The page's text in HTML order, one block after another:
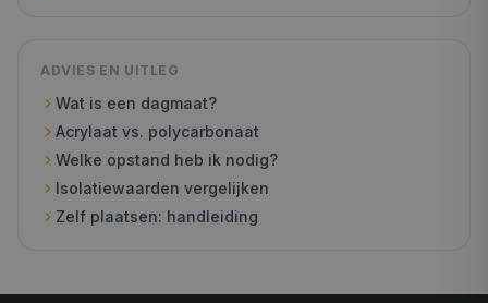
ADVIES EN UITLEG
Wat is een dagmaat?
Acrylaat vs. polycarbonaat
Welke opstand heb ik nodig?
Isolatiewaarden vergelijken
Zelf plaatsen: handleiding